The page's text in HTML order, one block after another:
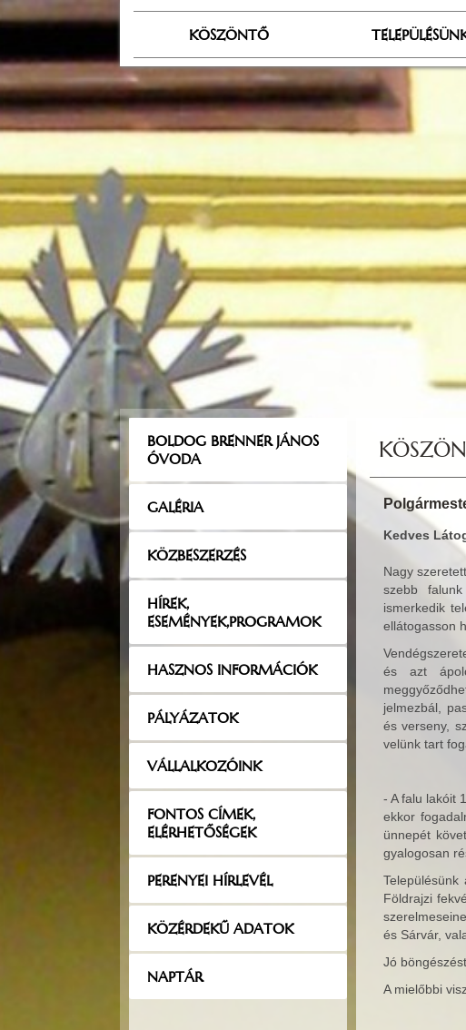
KÖSZÖNTŐ
BOLDOG BRENNER JÁNOS
ÓVODA
GALÉRIA
KÖZBESZERZÉS
HÍREK,
ESEMÉNYEK,PROGRAMOK
HASZNOS INFORMÁCIÓK
PÁLYÁZATOK
VÁLLALKOZÓINK
FONTOS CÍMEK,
ELÉRHETŐSÉGEK
PERENYEI HÍRLEVÉL
KÖZÉRDEKŰ ADATOK
NAPTÁR
Kedves
Nagy
szebb
ismerkedik
ellátogasson
és azt
jelmezbál,
és verseny,
velünk tart
- A falu lakóit
ekkor
ünnepét
gyalogosan
Földrajzi
és Sárvár,
Jó
A mielőbbi